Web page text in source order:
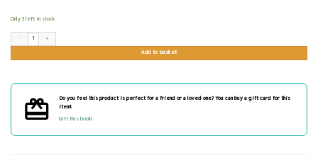
Only 3 left in stock
Add to basket
Do you feel this product is perfect for a friend or a loved one? You can buy a gift card for this
item!
Gift this book!